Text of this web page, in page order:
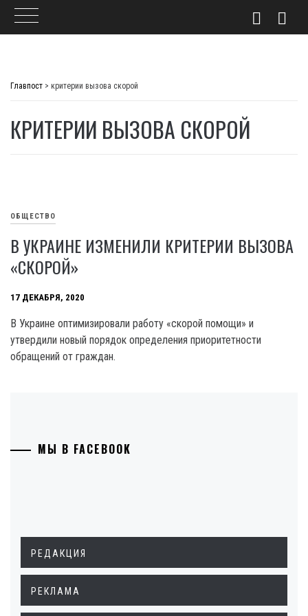
Главпост > критерии вызова скорой
КРИТЕРИИ ВЫЗОВА СКОРОЙ
ОБЩЕСТВО
В УКРАИНЕ ИЗМЕНИЛИ КРИТЕРИИ ВЫЗОВА
«СКОРОЙ»
17 ДЕКАБРЯ, 2020
В Украине оптимизировали работу «скорой помощи» и
утвердили новый порядок определения приоритетности
обращений от граждан.
МЫ В FACEBOOK
РЕДАКЦИЯ
РЕКЛАМА